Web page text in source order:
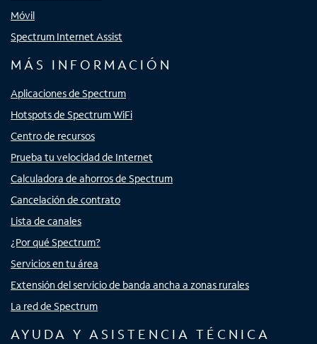
Móvil
Spectrum Internet Assist
MÁS INFORMACIÓN
Aplicaciones de Spectrum
Hotspots de Spectrum WiFi
Centro de recursos
Prueba tu velocidad de Internet
Calculadora de ahorros de Spectrum
Cancelación de contrato
Lista de canales
¿Por qué Spectrum?
Servicios en tu área
Extensión del servicio de banda ancha a zonas rurales
La red de Spectrum
AYUDA Y ASISTENCIA TÉCNICA